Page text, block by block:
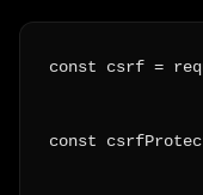
const csrf =
const